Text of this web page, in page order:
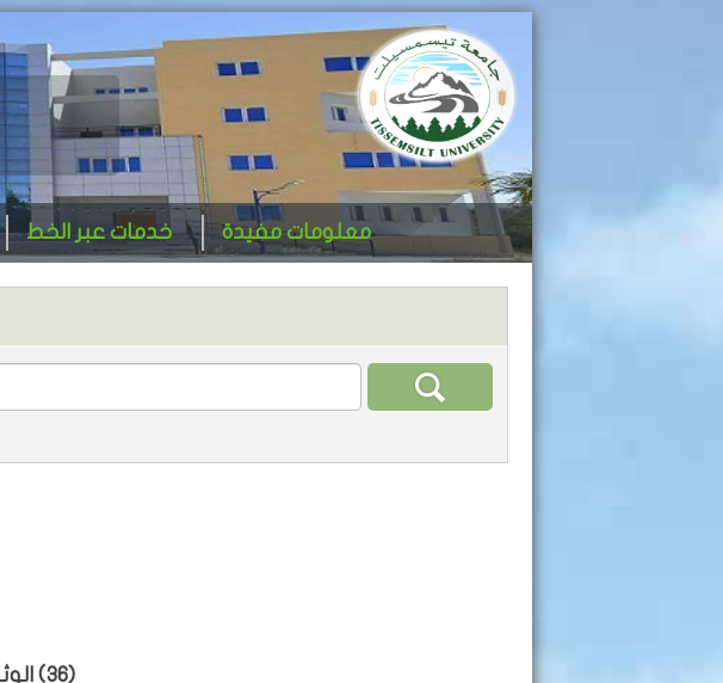
خدمات عبر الخط معلومات مفيدة
الوثائق الموجودة المؤلفة من طرف المؤلف (36)